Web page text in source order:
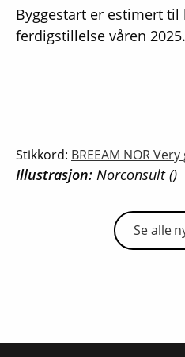
Byggestart er estimert til
ferdigstillelse våren 2025.
Stikkord: BREEAM NOR
Illustrasjon: Norconsult ()
Se alle